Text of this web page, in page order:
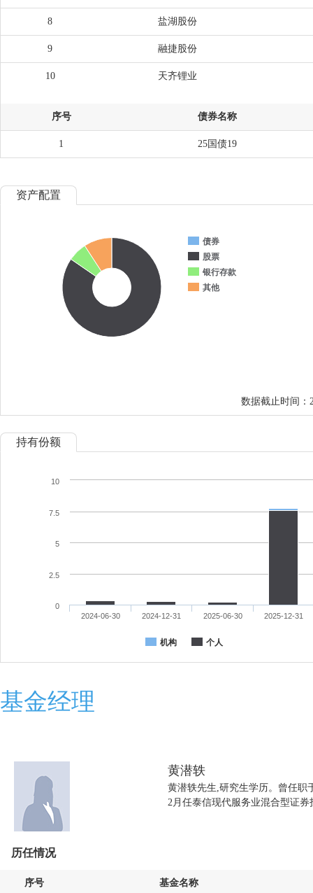
8 盐湖股份
9 融捷股份
10 天齐锂业
序号 债券名称
1 25国债19
资产配置
债券
股票
银行存款
其他
数据截止时间：
持有份额
机构 个人
2024-06-30 2024-12-31 2025-06-30 2025-12-31
0
2.5
5
7.5
10
基金经理
黄潜轶
黄潜轶先生,研究生学历。曾任职
2月任泰信现代服务业混合型证
历任情况
序号 基金名称